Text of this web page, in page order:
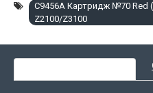
C9456A Картридж №70 Red
Z2100/Z3100